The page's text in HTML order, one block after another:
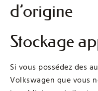
d’origine
Stockage
Si vous possédez des
Volkswagen que vous